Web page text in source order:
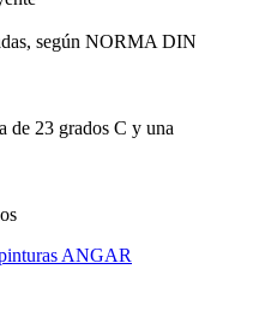
según NORMA DIN
de 23 grados C y una